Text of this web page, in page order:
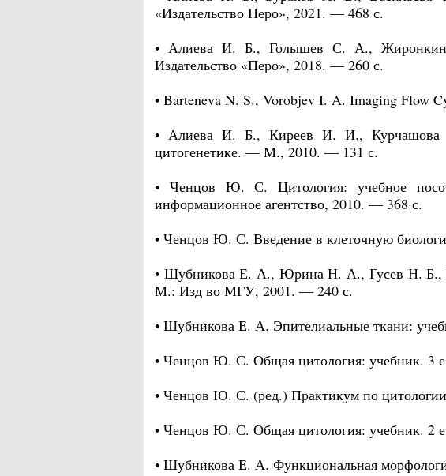
«Издательство Перо», 2021. — 468 с.
• Алиева И. Б., Голышев С. А.,
Издательство «Перо», 2018. — 260 с.
• Barteneva N. S., Vorobjev I. A. Imaging Flow
• Алиева И. Б., Киреев И. И., Курчашова
цитогенетике. — М., 2010. — 131 с.
• Ченцов Ю. С. Цитология: учебное
информационное агентство, 2010. — 368 с.
• Ченцов Ю. С. Введение в клеточную
• Шубникова Е. А., Юрина Н. А., Гусев Н. Б.,
М.: Изд во МГУ, 2001. — 240 с.
• Шубникова Е. А. Эпителиальные ткани:
• Ченцов Ю. С. Общая цитология: учебник.
• Ченцов Ю. С. (ред.) Практикум по
• Ченцов Ю. С. Общая цитология: учебник.
• Шубникова Е. А. Функциональная